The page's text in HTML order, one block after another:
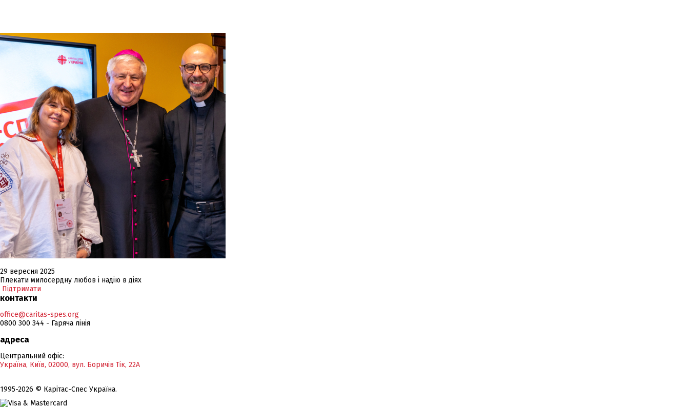
29 вересня 2025
Плекати милосердну любов і надію в діях
Підтримати
контакти
office@caritas-spes.org
0800 300 344 - Гаряча лінія
адреса
Центральний офіс:
Україна, Київ, 02000, вул. Боричів Тік, 22А
1995-2026 © Карітас-Спес Україна.